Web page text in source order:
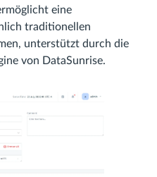
eine
traditionellen
unterstützt durch die
von DataSunrise.